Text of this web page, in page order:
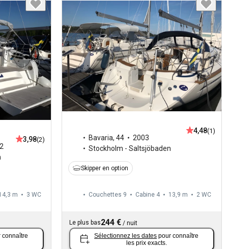
3,98(2)
m 3 WC
connaître
Bavaria,44
2003
Stockholm - Saltsjöbaden
4,48(1)
Skipper en option
Couchettes 9 Cabine 4 13,9 m 2 WC
Le plus bas244 € /nuit
Sélectionnez les dates pour connaître
les prix exacts.